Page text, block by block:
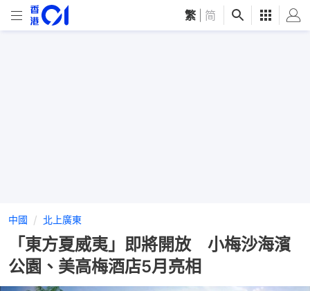
繁 简
中國 北上廣東
「東方夏威夷」即將開放 小梅沙海濱
公園、美高梅酒店5月亮相